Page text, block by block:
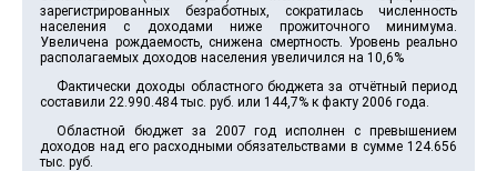
зарегистрированных безработных, сократилась численность
населения с доходами ниже прожиточного минимума.
Увеличена рождаемость, снижена смертность. Уровень реально
располагаемых доходов населения увеличился на 10,6%
Фактически доходы областного бюджета за отчётный период
составили 22.990.484 тыс. руб. или 144,7% к факту 2006 года.
Областной бюджет за 2007 год исполнен с превышением
доходов над его расходными обязательствами в сумме 124.656
тыс. руб.